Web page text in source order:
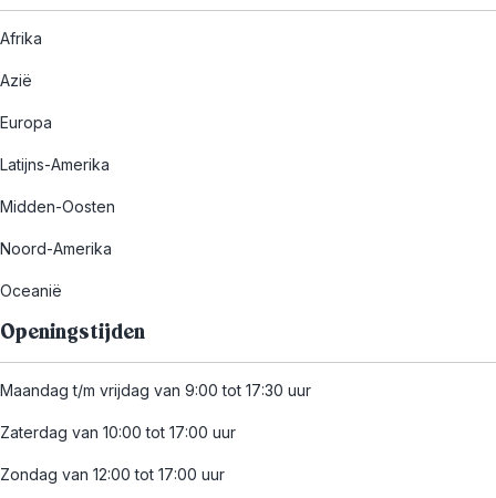
Afrika
Azië
Europa
Latijns-Amerika
Midden-Oosten
Noord-Amerika
Oceanië
Openingstijden
Maandag t/m vrijdag van 9:00 tot 17:30 uur
Zaterdag van 10:00 tot 17:00 uur
Zondag van 12:00 tot 17:00 uur